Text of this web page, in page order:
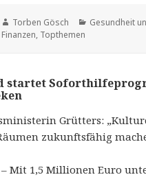
Autor
Torben Gösch Kategorien
Gesundheit
, Topthemen
startet
Grütters:
zukunftsfähig
– Mit 1,5 Millionen Euro